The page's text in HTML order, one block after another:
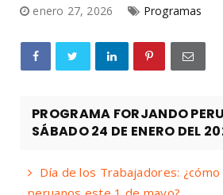
enero 27, 2026 Programas
PROGRAMA FORJANDO
SÁBADO 24 DE ENERO DEL
Día de los Trabajadores: